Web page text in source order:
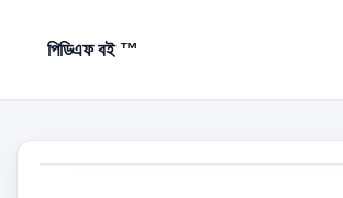
পিডিএফ বই ™